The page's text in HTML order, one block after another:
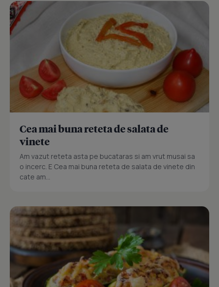
Cea mai buna reteta de salata de
vinete
Am vazut reteta asta pe bucataras si am vrut musai sa
o incerc. E Cea mai buna reteta de salata de vinete din
cate am...